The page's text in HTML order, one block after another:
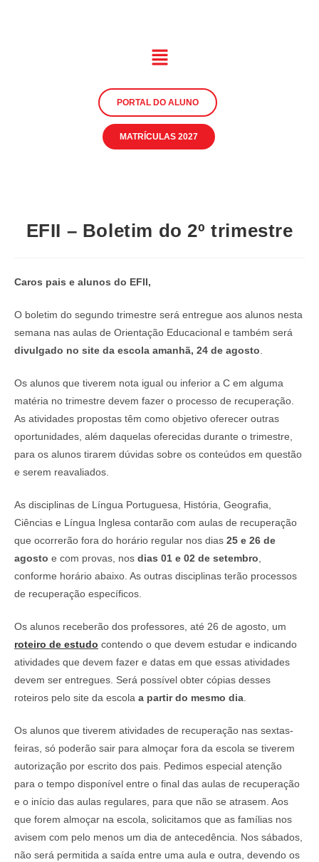
PORTAL DO ALUNO
MATRÍCULAS 2027
EFII – Boletim do 2º trimestre
Caros pais e alunos do EFII,
O boletim do segundo trimestre será entregue aos alunos nesta
semana nas aulas de Orientação Educacional e também será
divulgado no site da escola amanhã, 24 de agosto.
Os alunos que tiverem nota igual ou inferior a C em alguma
matéria no trimestre devem fazer o processo de recuperação.
As atividades propostas têm como objetivo oferecer outras
oportunidades, além daquelas oferecidas durante o trimestre,
para os alunos tirarem dúvidas sobre os conteúdos em questão
e serem reavaliados.
As disciplinas de Língua Portuguesa, História, Geografia,
Ciências e Língua Inglesa contarão com aulas de recuperação
que ocorrerão fora do horário regular nos dias 25 e 26 de
agosto e com provas, nos dias 01 e 02 de setembro,
conforme horário abaixo. As outras disciplinas terão processos
de recuperação específicos.
Os alunos receberão dos professores, até 26 de agosto, um
roteiro de estudo contendo o que devem estudar e indicando
atividades que devem fazer e datas em que essas atividades
devem ser entregues. Será possível obter cópias desses
roteiros pelo site da escola a partir do mesmo dia.
Os alunos que tiverem atividades de recuperação nas sextas-
feiras, só poderão sair para almoçar fora da escola se tiverem
autorização por escrito dos pais. Pedimos especial atenção
para o tempo disponível entre o final das aulas de recuperação
e o início das aulas regulares, para que não se atrasem. Aos
que forem almoçar na escola, solicitamos que as famílias nos
avisem com pelo menos um dia de antecedência. Nos sábados,
não será permitida a saída entre uma aula e outra, devendo os